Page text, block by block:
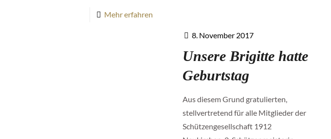
Mehr erfahren
8. November 2017
Unsere Brigitte hatte
Geburtstag
Aus diesem Grund gratulierten,
stellvertretend für alle Mitglieder der
Schützengesellschaft 1912